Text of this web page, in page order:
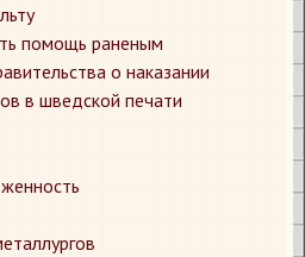
помощь раненым
о наказании
в шведской печати